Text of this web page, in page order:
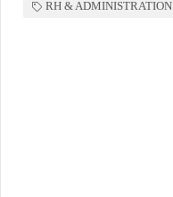
RH & ADMINISTRATION